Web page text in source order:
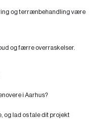
og terrænbehandling være
og færre overraskelser.
i Aarhus?
og lad os tale dit projekt